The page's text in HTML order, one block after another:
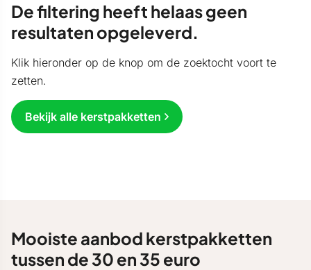
De filtering heeft helaas geen
resultaten opgeleverd.
Klik hieronder op de knop om de zoektocht voort te
zetten.
Bekijk alle kerstpakketten
Mooiste aanbod kerstpakketten
tussen de 30 en 35 euro